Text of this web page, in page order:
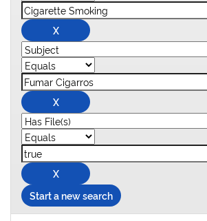
Start a new search